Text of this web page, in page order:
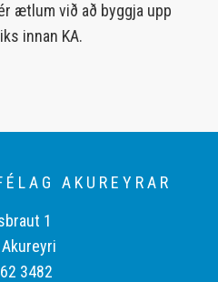
ætlum við að byggja upp
innan KA.
AKUREYRAR
1
3482